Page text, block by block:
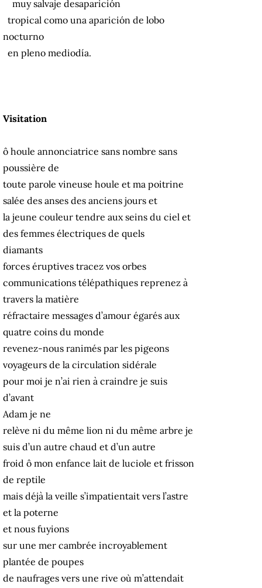
muy salvaje desaparición
tropical como una aparición de lobo
nocturno
en pleno mediodía.
Visitation
ô houle annonciatrice sans nombre sans
poussière de
toute parole vineuse houle et ma poitrine
salée des anses des anciens jours et
la jeune couleur tendre aux seins du ciel et
des femmes électriques de quels
diamants
forces éruptives tracez vos orbes
communications télépathiques reprenez à
travers la matière
réfractaire messages d’amour égarés aux
quatre coins du monde
revenez-nous ranimés par les pigeons
voyageurs de la circulation sidérale
pour moi je n’ai rien à craindre je suis
d’avant
Adam je ne
relève ni du même lion ni du même arbre je
suis d’un autre chaud et d’un autre
froid ô mon enfance lait de luciole et frisson
de reptile
mais déjà la veille s’impatientait vers l’astre
et la poterne
et nous fuyions
sur une mer cambrée incroyablement
plantée de poupes
de naufrages vers une rive où m’attendait